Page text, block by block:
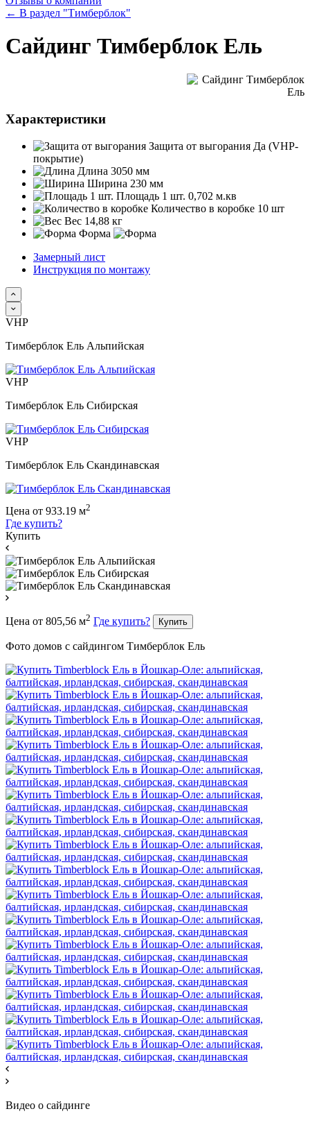
← В раздел "Тимберблок"
Сайдинг Тимберблок Ель
Характеристики
Защита от выгорания Да (VHP-
покрытие)
Длина 3050 мм
Ширина 230 мм
Площадь 1 шт. 0,702 м.кв
Количество в коробке 10 шт
Вес 14,88 кг
Форма
Замерный лист
Инструкция по монтажу
VHP
Тимберблок Ель Альпийская
VHP
Тимберблок Ель Сибирская
VHP
Тимберблок Ель Скандинавская
Цена от 933.19 м2
Где купить?
Купить
Цена от 805,56 м2 Где купить? Купить
Фото домов с сайдингом Тимберблок Ель
Видео о сайдинге